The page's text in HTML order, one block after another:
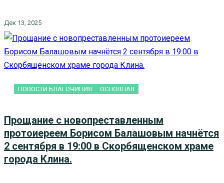
Дек 13, 2025
НОВОСТИ БЛАГОЧИНИЯ ОСНОВНАЯ
Прощание с новопреставленным
протоиереем Борисом Балашовым начнётся
2 сентября в 19:00 в Скорбященском храме
города Клина.